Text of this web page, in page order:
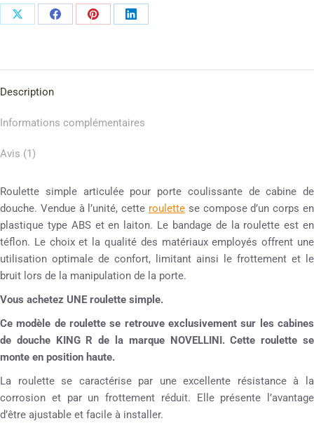
Description
Informations complémentaires
Avis (1)
Roulette simple articulée pour porte coulissante de cabine de
douche. Vendue à l’unité, cette roulette se compose d’un corps en
plastique type ABS et en laiton. Le bandage de la roulette est en
téflon. Le choix et la qualité des matériaux employés offrent une
utilisation optimale de confort, limitant ainsi le frottement et le
bruit lors de la manipulation de la porte.
Vous achetez UNE roulette simple.
Ce modèle de roulette se retrouve exclusivement sur les cabines
de douche KING R de la marque NOVELLINI. Cette roulette se
monte en position haute.
La roulette se caractérise par une excellente résistance à la
corrosion et par un frottement réduit. Elle présente l’avantage
d’être ajustable et facile à installer.